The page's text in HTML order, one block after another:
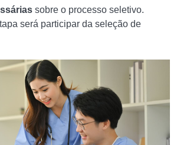
sobre o processo seletivo.
será participar da seleção de